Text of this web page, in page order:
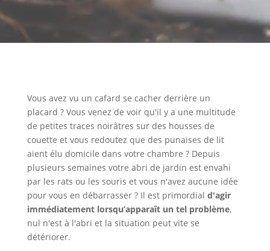
Vous avez vu un cafard se cacher derrière un
placard ? Vous venez de voir qu'il y a une multitude
de petites traces noirâtres sur des housses de
couette et vous redoutez que des punaises de lit
aient élu domicile dans votre chambre ? Depuis
plusieurs semaines votre abri de jardin est envahi
par les rats ou les souris et vous n'avez aucune idée
pour vous en débarrasser ? Il est primordial d'agir
immédiatement lorsqu’apparaît un tel problème,
nul n'est à l'abri et la situation peut vite se
détériorer.